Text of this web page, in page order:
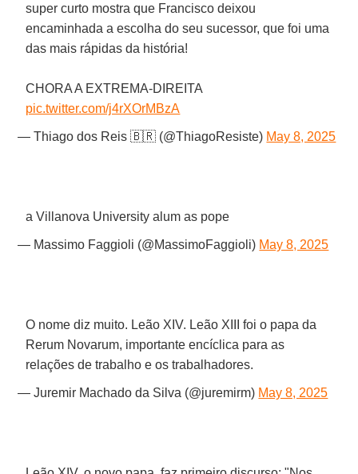
super curto mostra que Francisco deixou
encaminhada a escolha do seu sucessor, que foi uma
das mais rápidas da história!
CHORA A EXTREMA-DIREITA
pic.twitter.com/j4rXOrMBzA
— Thiago dos Reis 🇧🇷 (@ThiagoResiste) May 8, 2025
a Villanova University alum as pope
— Massimo Faggioli (@MassimoFaggioli) May 8, 2025
O nome diz muito. Leão XIV. Leão XIII foi o papa da
Rerum Novarum, importante encíclica para as
relações de trabalho e os trabalhadores.
— Juremir Machado da Silva (@juremirm) May 8, 2025